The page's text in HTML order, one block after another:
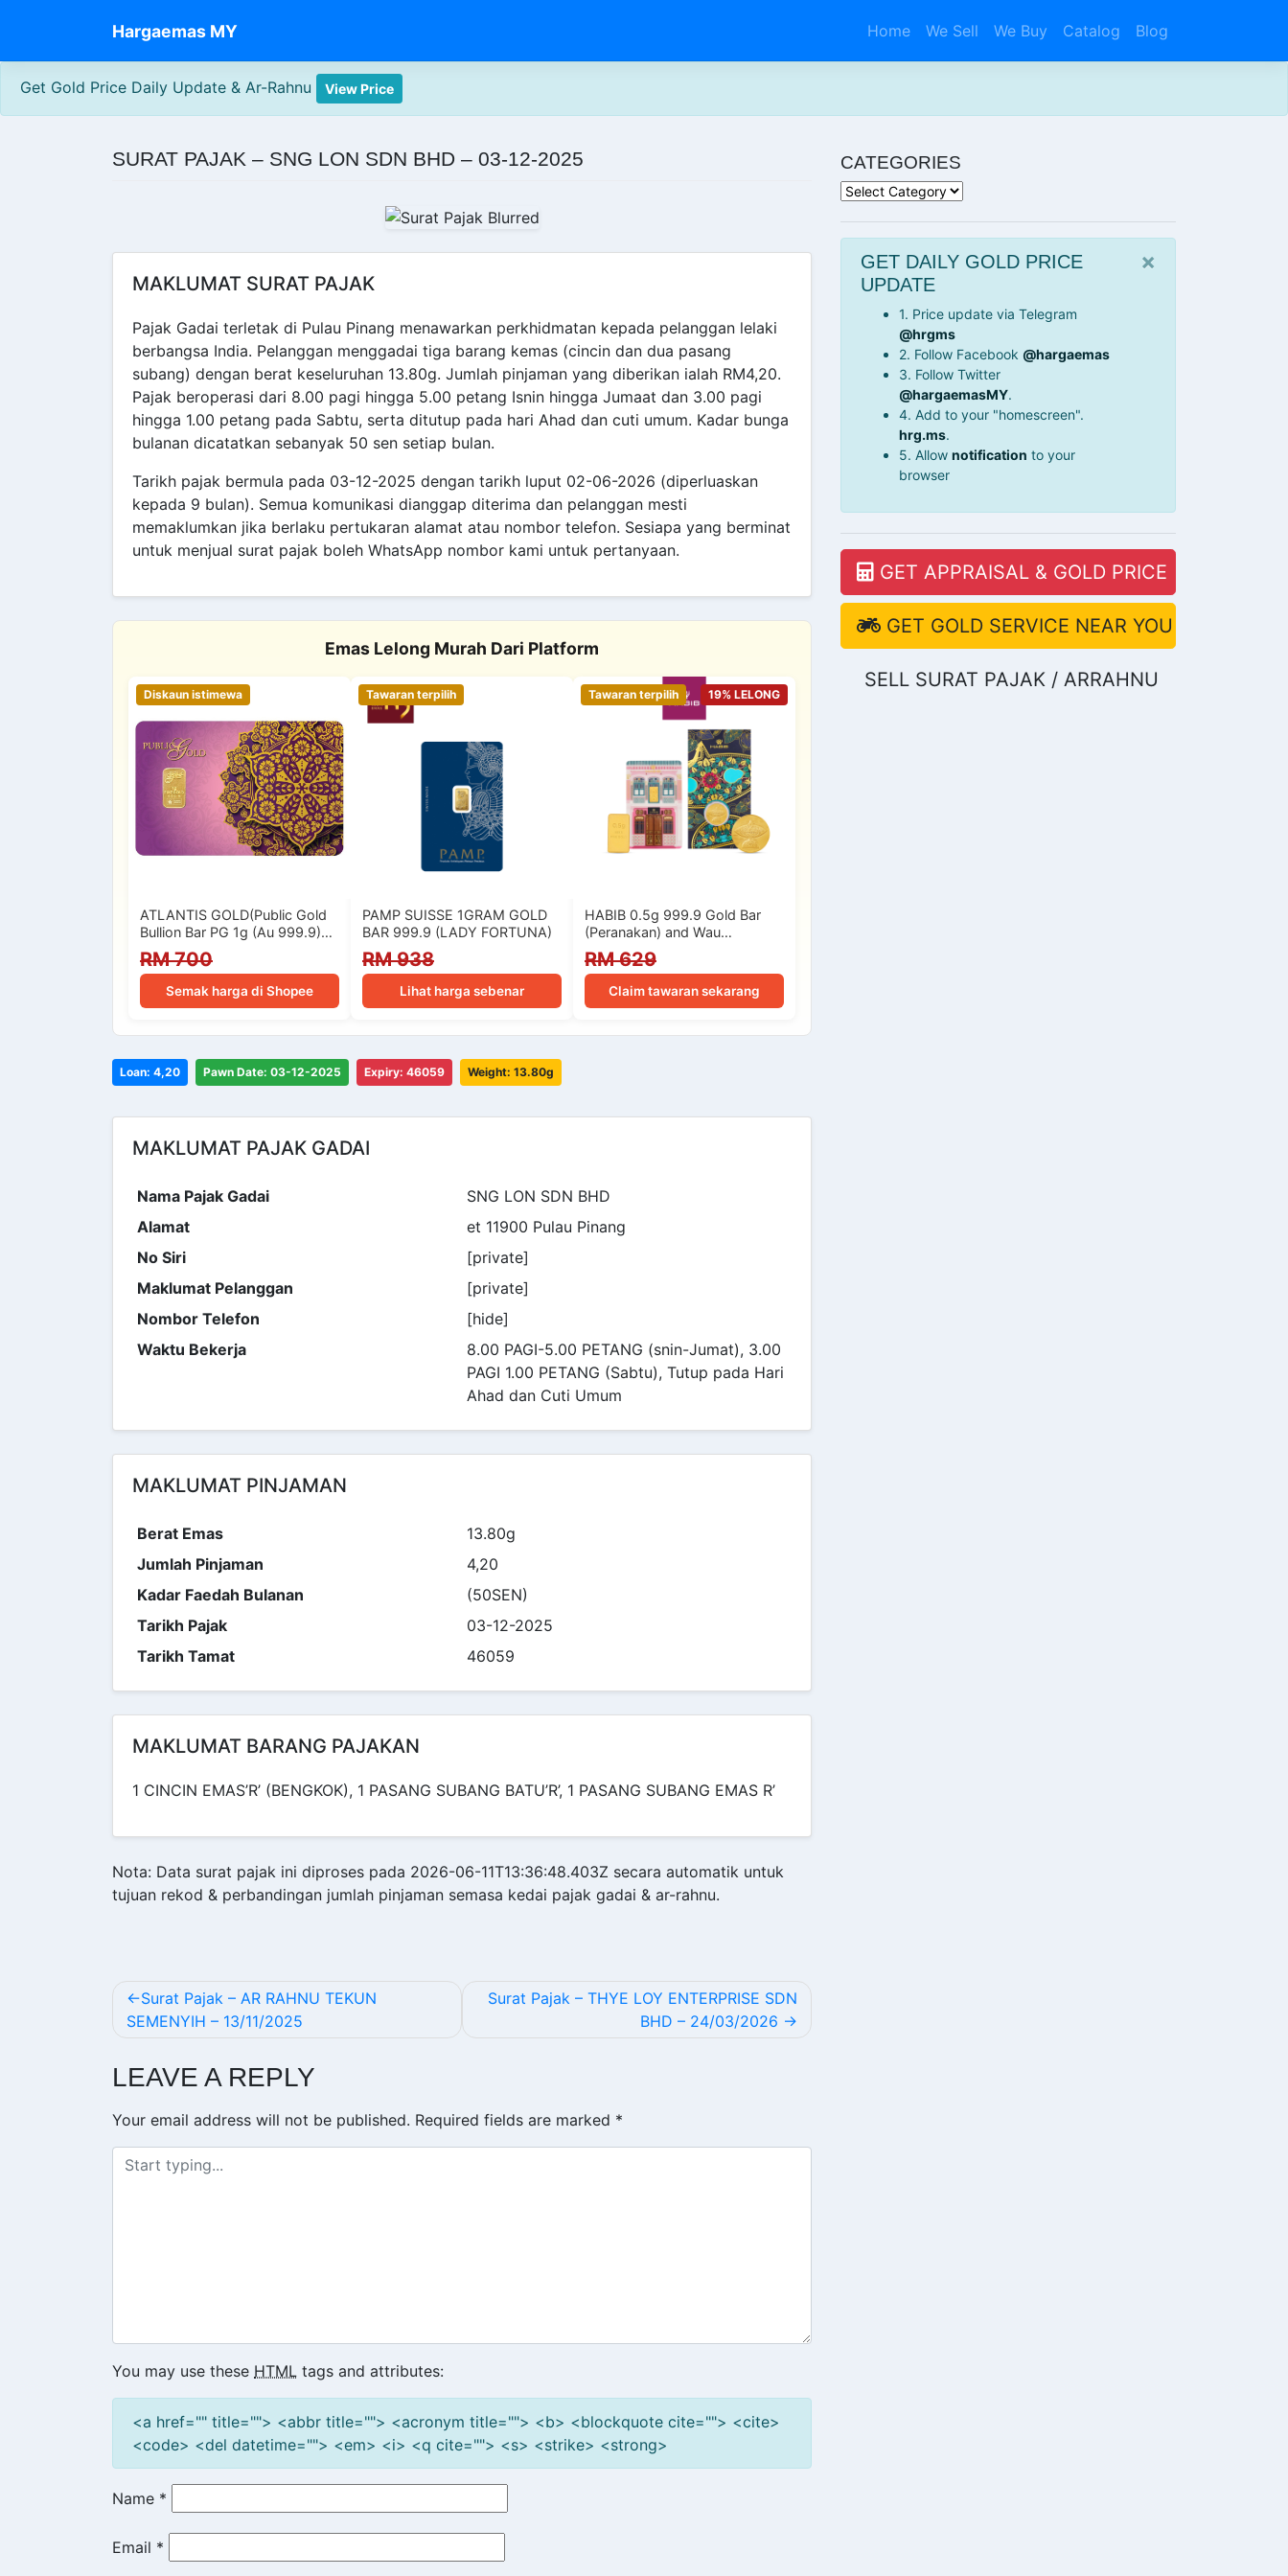
content
Hargaemas MY Home We Sell We Buy Catalog Blog
Get Gold Price Daily Update & Ar-Rahnu View Price
SURAT PAJAK – SNG LON SDN BHD – 03-12-2025
MAKLUMAT SURAT PAJAK
Pajak Gadai terletak di Pulau Pinang menawarkan perkhidmatan kepada pelanggan lelaki
berbangsa India. Pelanggan menggadai tiga barang kemas (cincin dan dua pasang
subang) dengan berat keseluruhan 13.80g. Jumlah pinjaman yang diberikan ialah RM4,20.
Pajak beroperasi dari 8.00 pagi hingga 5.00 petang Isnin hingga Jumaat dan 3.00 pagi
hingga 1.00 petang pada Sabtu, serta ditutup pada hari Ahad dan cuti umum. Kadar bunga
bulanan dicatatkan sebanyak 50 sen setiap bulan.
Tarikh pajak bermula pada 03-12-2025 dengan tarikh luput 02-06-2026 (diperluaskan
kepada 9 bulan). Semua komunikasi dianggap diterima dan pelanggan mesti
memaklumkan jika berlaku pertukaran alamat atau nombor telefon. Sesiapa yang berminat
untuk menjual surat pajak boleh WhatsApp nombor kami untuk pertanyaan.
Emas Lelong Murah Dari Platform
Diskaun istimewa
ATLANTIS GOLD(Public Gold
Bullion Bar PG 1g (Au 999.9)
24K - Purple…
RM 700
Semak harga di Shopee
Tawaran terpilih
PAMP SUISSE 1GRAM GOLD
BAR 999.9 (LADY FORTUNA)
RM 938
Lihat harga sebenar
19% LELONG
Tawaran terpilih
HABIB 0.5g 999.9 Gold Bar
(Peranakan) and Wau
Collection | 999.9 Gold…
RM 629
Claim tawaran sekarang
Loan: 4,20 Pawn Date: 03-12-2025 Expiry: 46059 Weight: 13.80g
MAKLUMAT PAJAK GADAI
Nama Pajak Gadai
SNG LON SDN BHD
Alamat
et 11900 Pulau Pinang
No Siri
[private]
Maklumat Pelanggan
[private]
Nombor Telefon
[hide]
Waktu Bekerja
8.00 PAGI-5.00 PETANG (snin-Jumat), 3.00
PAGI 1.00 PETANG (Sabtu), Tutup pada Hari
Ahad dan Cuti Umum
MAKLUMAT PINJAMAN
Berat Emas
13.80g
Jumlah Pinjaman
4,20
Kadar Faedah Bulanan
(50SEN)
Tarikh Pajak
03-12-2025
Tarikh Tamat
46059
MAKLUMAT BARANG PAJAKAN
1 CINCIN EMAS’R’ (BENGKOK), 1 PASANG SUBANG BATU’R’, 1 PASANG SUBANG EMAS R’
Nota: Data surat pajak ini diproses pada 2026-06-11T13:36:48.403Z secara automatik untuk
tujuan rekod & perbandingan jumlah pinjaman semasa kedai pajak gadai & ar-rahnu.
POST
NAVIGATION
Surat Pajak – AR RAHNU TEKUN
SEMENYIH – 13/11/2025
Surat Pajak – THYE LOY ENTERPRISE SDN
BHD – 24/03/2026
LEAVE A REPLY
Your email address will not be published. Required fields are marked *
You may use these HTML tags and attributes:
<a href="" title=""> <abbr title=""> <acronym title=""> <b> <blockquote cite=""> <cite>
<code> <del datetime=""> <em> <i> <q cite=""> <s> <strike> <strong>
Name *
Email *
CATEGORIES
Categories
×
GET DAILY GOLD PRICE
UPDATE
1. Price update via Telegram
@hrgms
2. Follow Facebook @hargaemas
3. Follow Twitter
@hargaemasMY.
4. Add to your "homescreen".
hrg.ms.
5. Allow notification to your
browser
GET APPRAISAL & GOLD PRICE
GET GOLD SERVICE NEAR YOU
SELL SURAT PAJAK / ARRAHNU